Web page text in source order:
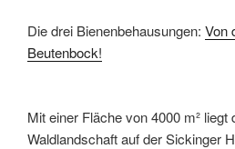
Die drei Bienenbehausungen: Von
Beutenbock!
Mit einer Fläche von 4000 m² liegt
Waldlandschaft auf der Sickinger